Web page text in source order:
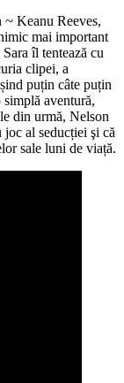
~ Keanu Reeves,
mai important
îl tentează cu
clipei, a
puțin câte puțin
aventură,
din urmă, Nelson
joc al seducției şi că
sale luni de viață.